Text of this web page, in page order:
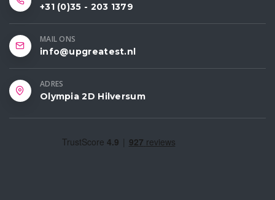
+31 (0)35 - 203 1379
MAIL ONS
info@upgreatest.nl
ADRES
Olympia 2D Hilversum